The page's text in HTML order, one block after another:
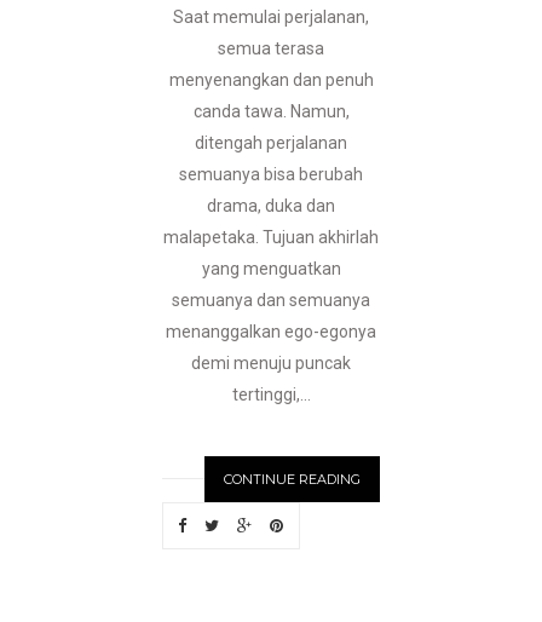
Saat memulai perjalanan,
semua terasa
menyenangkan dan penuh
canda tawa. Namun,
ditengah perjalanan
semuanya bisa berubah
drama, duka dan
malapetaka. Tujuan akhirlah
yang menguatkan
semuanya dan semuanya
menanggalkan ego-egonya
demi menuju puncak
tertinggi,...
CONTINUE READING
OLDE
R